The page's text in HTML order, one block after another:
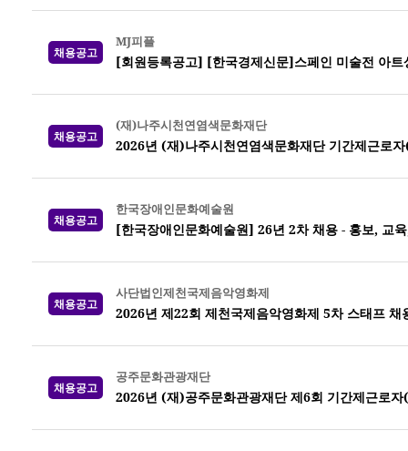
채용공고
MJ피플
[회원등록공고] [한국경제신문]스페인 미술전 아트
채용공고
(재)나주시천연염색문화재단
2026년 (재)나주시천연염색문화재단 기간제근로
채용공고
한국장애인문화예술원
[한국장애인문화예술원] 26년 2차 채용 - 홍보, 교
채용공고
사단법인제천국제음악영화제
2026년 제22회 제천국제음악영화제 5차 스태프 채
채용공고
공주문화관광재단
2026년 (재)공주문화관광재단 제6회 기간제근로